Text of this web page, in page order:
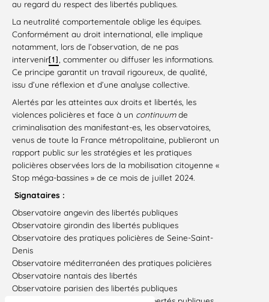
au regard du respect des libertés publiques.
La neutralité comportementale oblige les équipes.
Conformément au droit international, elle implique
notamment, lors de l’observation, de ne pas
intervenir[1] , commenter ou diffuser les informations.
Ce principe garantit un travail rigoureux, de qualité,
issu d’une réflexion et d’une analyse collective.
Alertés par les atteintes aux droits et libertés, les
violences policières et face à un continuumde
criminalisation des manifestant-es, les observatoires,
venus de toute la France métropolitaine, publieront un
rapport public sur les stratégies et les pratiques
policières observées lors de la mobilisation citoyenne «
Stop méga-bassines » de ce mois de juillet 2024.
Signataires :
Observatoire angevin des libertés publiques
Observatoire girondin des libertés publiques
Observatoire des pratiques policières de Seine-Saint-
Denis
Observatoire méditerranéen des pratiques policières
Observatoire nantais des libertés
Observatoire parisien des libertés publiques